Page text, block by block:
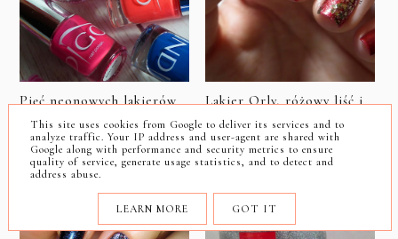
Pięć neonowych lakierów
od INDIGO
Lakier Orly, różowy liść i
glitter | ORLY | Born
Pretty Store
This site uses cookies from Google to deliver its services and to
analyze traffic. Your IP address and user-agent are shared with
Google along with performance and security metrics to ensure
quality of service, generate usage statistics, and to detect and
address abuse.
LEARN MORE GOT IT